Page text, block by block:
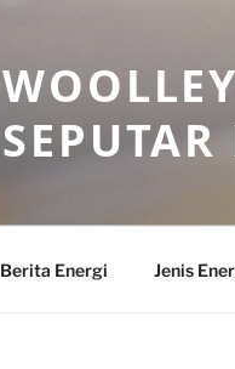
Berita Energi Jenis